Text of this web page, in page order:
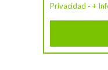
Privacidad - +